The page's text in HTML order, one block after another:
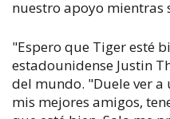
nuestro apoyo mientras
"Espero que Tiger esté
estadounidense Justin
del mundo. "Duele ver a
mis mejores amigos,